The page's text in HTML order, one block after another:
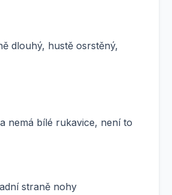
dlouhý, hustě osrstěný,
nemá bílé rukavice, není to
straně nohy